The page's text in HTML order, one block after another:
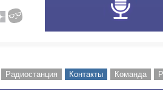
Радиостанция Контакты Команда